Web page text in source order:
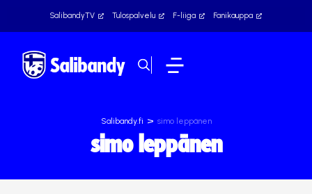
SalibandyTV Tulospalvelu F-liiga Fanikauppa
Salibandy.fi > simo leppänen
simo leppänen